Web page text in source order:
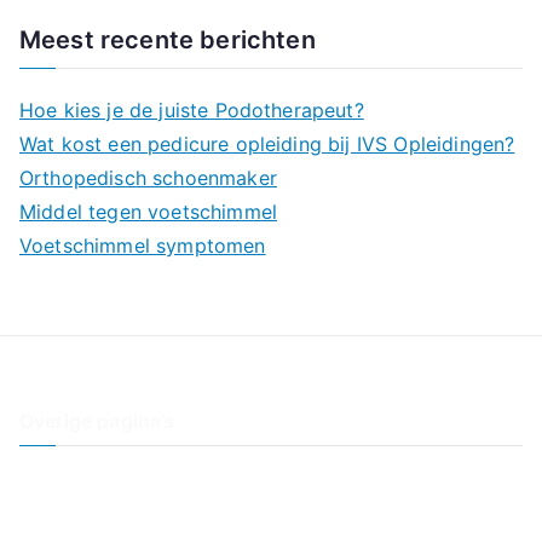
Meest recente berichten
Hoe kies je de juiste Podotherapeut?
Wat kost een pedicure opleiding bij IVS Opleidingen?
Orthopedisch schoenmaker
Middel tegen voetschimmel
Voetschimmel symptomen